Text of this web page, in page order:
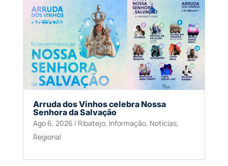
Arruda dos Vinhos celebra Nossa
Senhora da Salvação
Ago 6, 2026 | Ribatejo, Informação, Notícias,
Regional